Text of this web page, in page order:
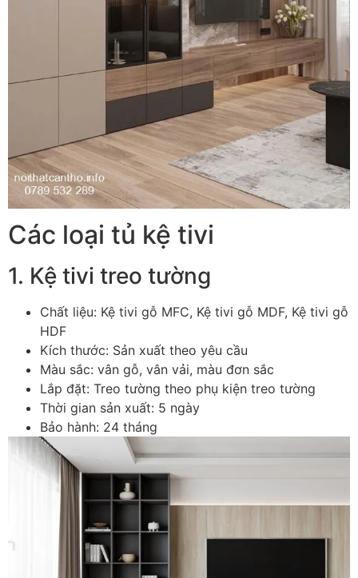
Các loại tủ kệ tivi
1. Kệ tivi treo tường
Chất liệu: Kệ tivi gỗ MFC, Kệ tivi gỗ MDF, Kệ tivi gỗ
HDF
Kích thước: Sản xuất theo yêu cầu
Màu sắc: vân gỗ, vân vải, màu đơn sắc
Lắp đặt: Treo tường theo phụ kiện treo tường
Thời gian sản xuất: 5 ngày
Bảo hành: 24 tháng